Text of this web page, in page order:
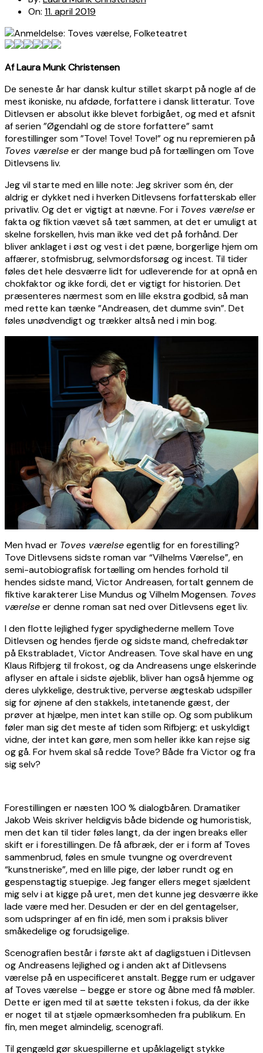
On: 11. april 2019
Af Laura Munk Christensen
De seneste år har dansk kultur stillet skarpt på nogle af de
mest ikoniske, nu afdøde, forfattere i dansk litteratur. Tove
Ditlevsen er absolut ikke blevet forbigået, og med et afsnit
af serien ”Øgendahl og de store forfattere” samt
forestillinger som ”Tove! Tove! Tove!” og nu repremieren på
Toves værelseer der mange bud på fortællingen om Tove
Ditlevsens liv.
Jeg vil starte med en lille note: Jeg skriver som én, der
aldrig er dykket ned i hverken Ditlevsens forfatterskab eller
privatliv. Og det er vigtigt at nævne. For i Toves værelseer
fakta og fiktion vævet så tæt sammen, at det er umuligt at
skelne forskellen, hvis man ikke ved det på forhånd. Der
bliver anklaget i øst og vest i det pæne, borgerlige hjem om
affærer, stofmisbrug, selvmordsforsøg og incest. Til tider
føles det hele desværre lidt for udleverende for at opnå en
chokfaktor og ikke fordi, det er vigtigt for historien. Det
præsenteres nærmest som en lille ekstra godbid, så man
med rette kan tænke ”Andreasen, det dumme svin”. Det
føles unødvendigt og trækker altså ned i min bog.
Men hvad er Toves værelseegentlig for en forestilling?
Tove Ditlevsens sidste roman var “Vilhelms Værelse”, en
semi-autobiografisk fortælling om hendes forhold til
hendes sidste mand, Victor Andreasen, fortalt gennem de
fiktive karakterer Lise Mundus og Vilhelm Mogensen. Toves
værelseer denne roman sat ned over Ditlevsens eget liv.
I den flotte lejlighed fyger spydighederne mellem Tove
Ditlevsen og hendes fjerde og sidste mand, chefredaktør
på Ekstrabladet, Victor Andreasen. Tove skal have en ung
Klaus Rifbjerg til frokost, og da Andreasens unge elskerinde
aflyser en aftale i sidste øjeblik, bliver han også hjemme og
deres ulykkelige, destruktive, perverse ægteskab udspiller
sig for øjnene af den stakkels, intetanende gæst, der
prøver at hjælpe, men intet kan stille op. Og som publikum
føler man sig det meste af tiden som Rifbjerg; et uskyldigt
vidne, der intet kan gøre, men som heller ikke kan rejse sig
og gå. For hvem skal så redde Tove? Både fra Victor og fra
sig selv?
Forestillingen er næsten 100 % dialogbåren. Dramatiker
Jakob Weis skriver heldigvis både bidende og humoristisk,
men det kan til tider føles langt, da der ingen breaks eller
skift er i forestillingen. De få afbræk, der er i form af Toves
sammenbrud, føles en smule tvungne og overdrevent
“kunstneriske”, med en lille pige, der løber rundt og en
gespenstagtig stuepige. Jeg fanger ellers meget sjældent
mig selv i at kigge på uret, men det kunne jeg desværre ikke
lade være med her. Desuden er der en del gentagelser,
som udspringer af en fin idé, men som i praksis bliver
småkedelige og forudsigelige.
Scenografien består i første akt af dagligstuen i Ditlevsen
og Andreasens lejlighed og i anden akt af Ditlevsens
værelse på en uspecificeret anstalt. Begge rum er udgaver
af Toves værelse – begge er store og åbne med få møbler.
Dette er igen med til at sætte teksten i fokus, da der ikke
er noget til at stjæle opmærksomheden fra publikum. En
fin, men meget almindelig, scenografi.
Til gengæld gør skuespillerne et upåklageligt stykke